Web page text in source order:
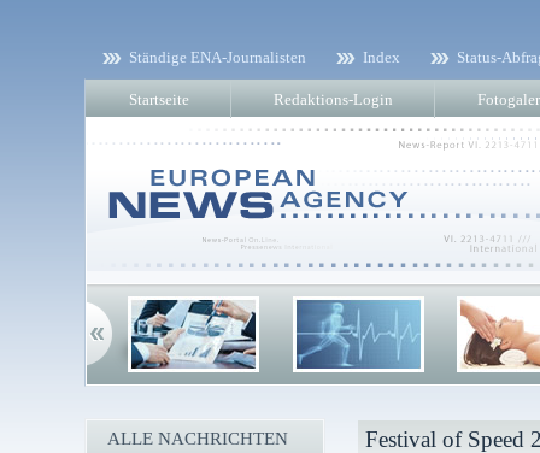
Ständige ENA-Journalisten Index Status-
Startseite Redaktions-Login
Festival of Speed
ALLE NACHRICHTEN